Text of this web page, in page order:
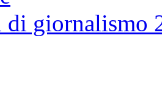
di giornalismo